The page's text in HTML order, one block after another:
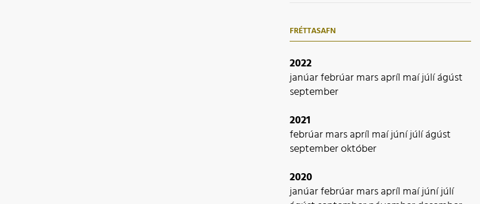
FRÉTTASAFN
2022
janúarfebrúarmarsapríl maíjúlíágúst
september
2021
febrúarmarsapríl maíjúníjúlíágúst
septemberoktóber
2020
janúarfebrúarmarsapríl maíjúníjúlí